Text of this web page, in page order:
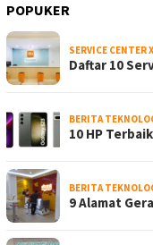
POPUKER
SERVICE CENTER
Daftar 10
BERITA
10 HP
BERITA
9 Alamat